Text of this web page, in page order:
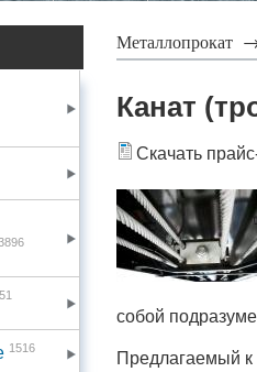
1516
Металлопрокат
Канат
Скачать
собой
Предлагаемый к